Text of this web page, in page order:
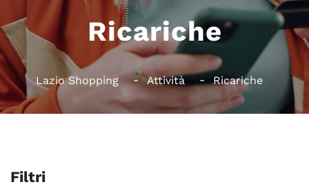
Ricariche
Lazio Shopping Attività Ricariche
Filtri